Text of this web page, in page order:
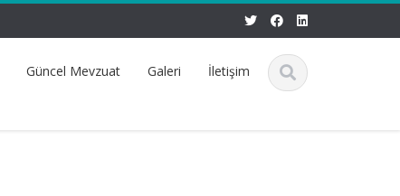
Güncel Mevzuat Galeri İletişim